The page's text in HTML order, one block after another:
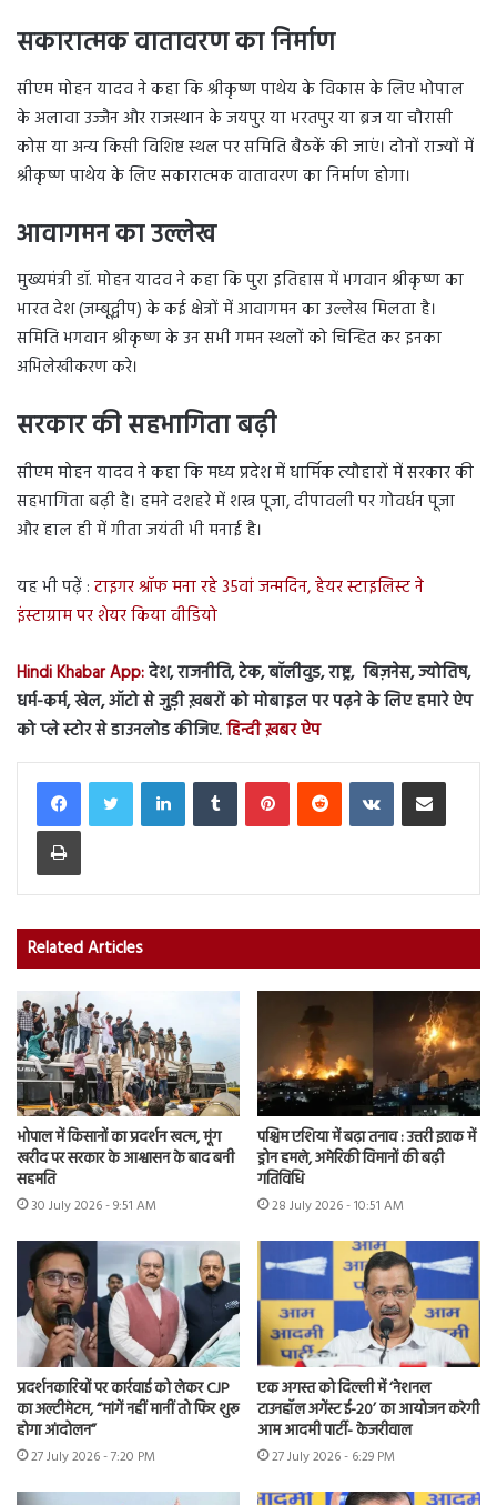
सकारात्मक वातावरण का निर्माण
सीएम मोहन यादव ने कहा कि श्रीकृष्ण पाथेय के विकास के लिए भोपाल
के अलावा उज्जैन और राजस्थान के जयपुर या भरतपुर या ब्रज या चौरासी
कोस या अन्य किसी विशिष्ट स्थल पर समिति बैठकें की जाएं। दोनों राज्यों में
श्रीकृष्ण पाथेय के लिए सकारात्मक वातावरण का निर्माण होगा।
आवागमन का उल्लेख
मुख्यमंत्री डॉ. मोहन यादव ने कहा कि पुरा इतिहास में भगवान श्रीकृष्ण का
भारत देश (जम्बूद्वीप) के कई क्षेत्रों में आवागमन का उल्लेख मिलता है।
समिति भगवान श्रीकृष्ण के उन सभी गमन स्थलों को चिन्हित कर इनका
अभिलेखीकरण करे।
सरकार की सहभागिता बढ़ी
सीएम मोहन यादव ने कहा कि मध्य प्रदेश में धार्मिक त्यौहारों में सरकार की
सहभागिता बढ़ी है। हमने दशहरे में शस्त्र पूजा, दीपावली पर गोवर्धन पूजा
और हाल ही में गीता जयंती भी मनाई है।
यह भी पढ़ें : टाइगर श्रॉफ मना रहे 35वां जन्मदिन, हेयर स्टाइलिस्ट ने
इंस्टाग्राम पर शेयर किया वीडियो
Hindi Khabar App:देश, राजनीति, टेक, बॉलीवुड, राष्ट्र, बिज़नेस, ज्योतिष,
धर्म-कर्म, खेल, ऑटो से जुड़ी ख़बरों को मोबाइल पर पढ़ने के लिए हमारे ऐप
को प्ले स्टोर से डाउनलोड कीजिए.हिन्दी ख़बर ऐप
LinkedInTumblr PinterestReddit VKontakteShare via Email
Print
Related Articles
भोपाल में किसानों का प्रदर्शन खत्म, मूंग
खरीद पर सरकार के आश्वासन के बाद बनी
सहमति
30 July 2026 - 9:51 AM
पश्चिम एशिया में बढ़ा तनाव : उत्तरी इराक में
ड्रोन हमले, अमेरिकी विमानों की बढ़ी
गतिविधि
28 July 2026 - 10:51 AM
प्रदर्शनकारियों पर कार्रवाई को लेकर CJP
का अल्टीमेटम, “मांगें नहीं मानीं तो फिर शुरू
होगा आंदोलन”
27 July 2026 - 7:20 PM
एक अगस्त को दिल्ली में ‘नेशनल
टाउनहॉल अगेंस्ट ई-20’ का आयोजन करेगी
आम आदमी पार्टी- केजरीवाल
27 July 2026 - 6:29 PM